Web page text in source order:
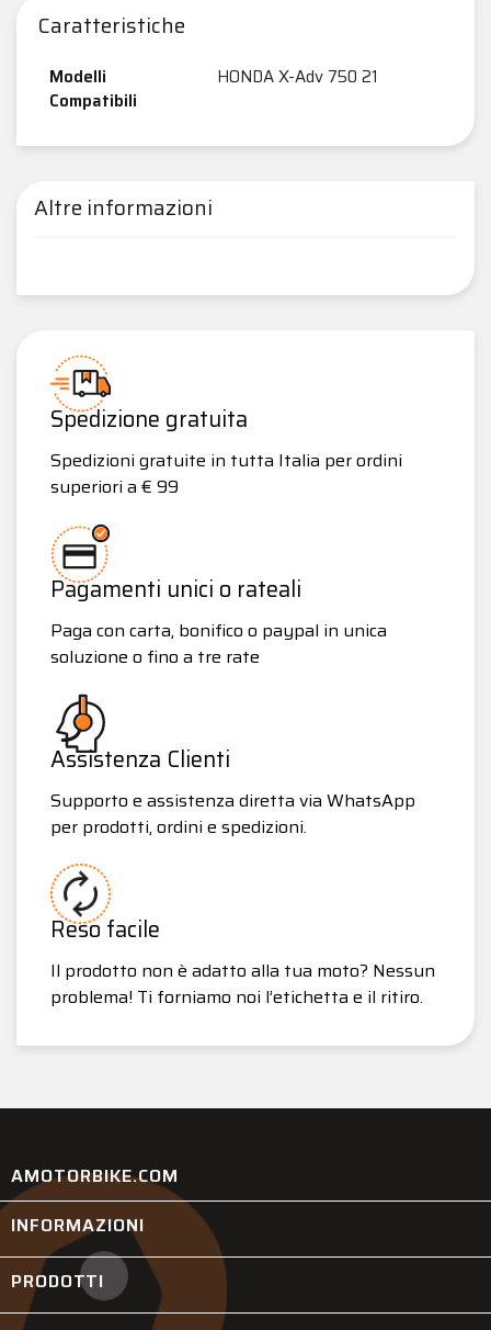
Caratteristiche
Modelli
Compatibili
HONDA X-Adv 750 21
Altre informazioni
Spedizione gratuita
Spedizioni gratuite in tutta Italia per ordini
superiori a € 99
Pagamenti unici o rateali
Paga con carta, bonifico o paypal in unica
soluzione o fino a tre rate
Assistenza Clienti
Supporto e assistenza diretta via WhatsApp
per prodotti, ordini e spedizioni.
Reso facile
Il prodotto non è adatto alla tua moto? Nessun
problema! Ti forniamo noi l’etichetta e il ritiro.
AMOTORBIKE.COM
INFORMAZIONI
PRODOTTI